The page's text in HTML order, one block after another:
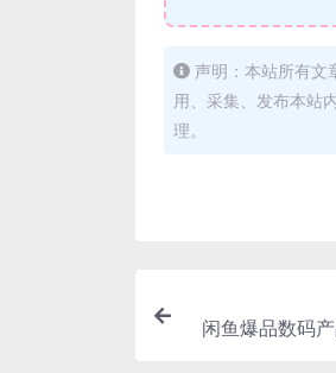
声明：本站所有文
用、采集、发布本站
理。
闲鱼爆品数码